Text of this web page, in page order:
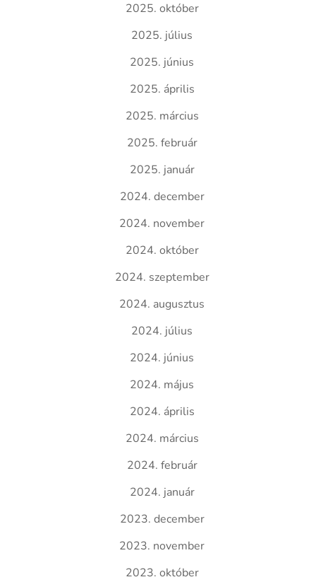
2025. október
2025. július
2025. június
2025. április
2025. március
2025. február
2025. január
2024. december
2024. november
2024. október
2024. szeptember
2024. augusztus
2024. július
2024. június
2024. május
2024. április
2024. március
2024. február
2024. január
2023. december
2023. november
2023. október